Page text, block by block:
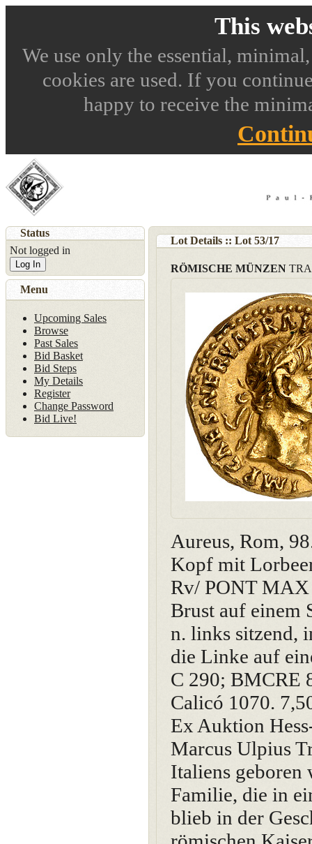
This
We use only the essential,
cookies are used. If you
happy to receive the
Lot Details :: Lot 53/17
RÖMISCHE MÜNZEN
Aureus, Rom,
Kopf mit
Rv/ PONT MAX
Brust auf einem
n. links sitzend,
die Linke auf
C 290; BMCRE
Calicó 1070.
Ex Auktion
Marcus Ulpius
Italiens geboren
Familie, die in
blieb in der
Status
Not logged in
Log In
Menu
Upcoming Sales
Browse
Past Sales
Bid Basket
Bid Steps
My Details
Register
Change Password
Bid Live!